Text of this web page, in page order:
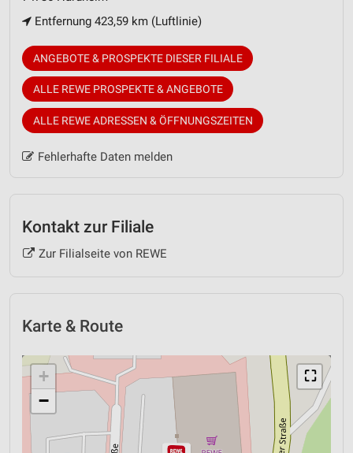
Entfernung 423,59 km (Luftlinie)
ANGEBOTE & PROSPEKTE DIESER FILIALE
ALLE REWE PROSPEKTE & ANGEBOTE
ALLE REWE ADRESSEN & ÖFFNUNGSZEITEN
Fehlerhafte Daten melden
Kontakt zur Filiale
Zur Filialseite von REWE
Karte & Route
⛶
+
−